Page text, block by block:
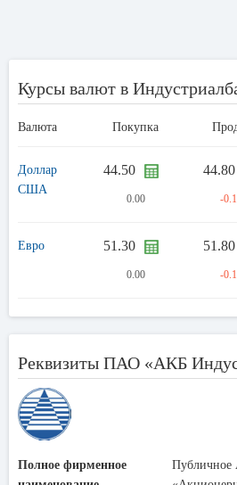
Курсы валют в
Валюта Покупка
Доллар
США
44.50
0.00
44.80
-
Евро 51.30
0.00
51.80
-
Реквизиты ПАО «АКБ
Полное фирменное
Публичное